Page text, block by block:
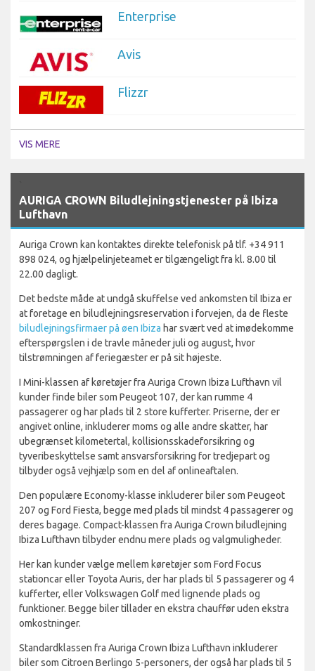
Enterprise
Avis
Flizzr
VIS MERE
AURIGA CROWN Biludlejningstjenester på Ibiza
Lufthavn
Auriga Crown kan kontaktes direkte telefonisk på tlf. +34 911
898 024, og hjælpelinjeteamet er tilgængeligt fra kl. 8.00 til
22.00 dagligt.
Det bedste måde at undgå skuffelse ved ankomsten til Ibiza er
at foretage en biludlejningsreservation i forvejen, da de fleste
biludlejningsfirmaer på øen Ibiza har svært ved at imødekomme
efterspørgslen i de travle måneder juli og august, hvor
tilstrømningen af feriegæster er på sit højeste.
I Mini-klassen af køretøjer fra Auriga Crown Ibiza Lufthavn vil
kunder finde biler som Peugeot 107, der kan rumme 4
passagerer og har plads til 2 store kufferter. Priserne, der er
angivet online, inkluderer moms og alle andre skatter, har
ubegrænset kilometertal, kollisionsskadeforsikring og
tyveribeskyttelse samt ansvarsforsikring for tredjepart og
tilbyder også vejhjælp som en del af onlineaftalen.
Den populære Economy-klasse inkluderer biler som Peugeot
207 og Ford Fiesta, begge med plads til mindst 4 passagerer og
deres bagage. Compact-klassen fra Auriga Crown biludlejning
Ibiza Lufthavn tilbyder endnu mere plads og valgmuligheder.
Her kan kunder vælge mellem køretøjer som Ford Focus
stationcar eller Toyota Auris, der har plads til 5 passagerer og 4
kufferter, eller Volkswagen Golf med lignende plads og
funktioner. Begge biler tillader en ekstra chauffør uden ekstra
omkostninger.
Standardklassen fra Auriga Crown Ibiza Lufthavn inkluderer
biler som Citroen Berlingo 5-personers, der også har plads til 5